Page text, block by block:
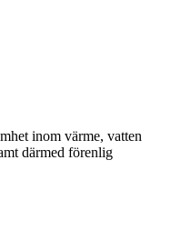
inom värme, vatten
därmed förenlig